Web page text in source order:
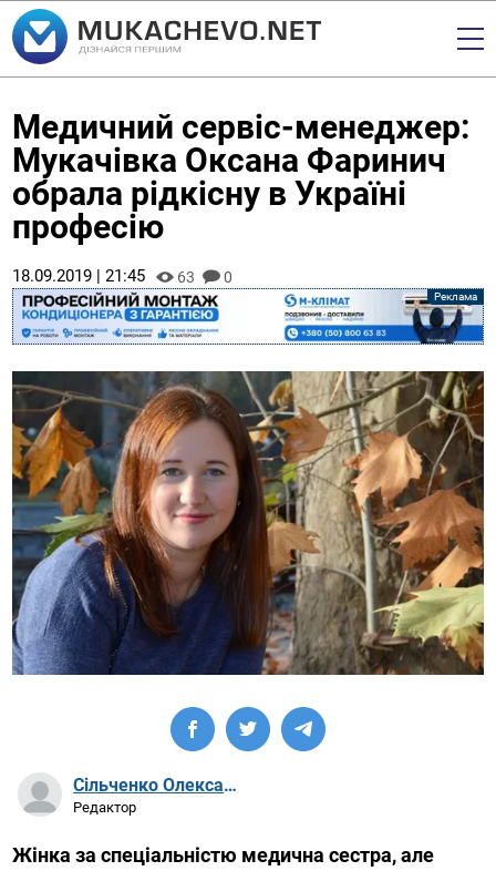
Медичний сервіс-менеджер:
Мукачівка Оксана Фаринич
обрала рідкісну в Україні
професію
18.09.2019 | 21:45 63 0
Сільченко Олександр Артурович
Редактор
Жінка за спеціальністю медична сестра, але